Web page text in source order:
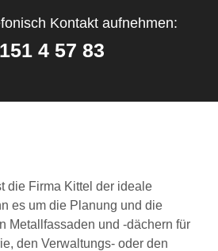
Kontakt aufnehmen:
4 57 83
die Firma Kittel der ideale
es um die Planung und die
Metallfassaden und -dächern für
den Verwaltungs- oder den